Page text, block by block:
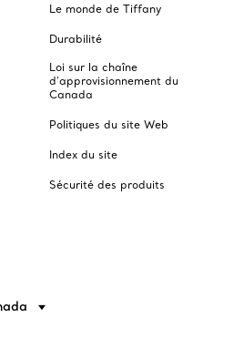
Le monde de Tiffany
Durabilité
Loi sur la chaîne
d'approvisionnement du
Canada
Politiques du site Web
Index du site
Sécurité des produits